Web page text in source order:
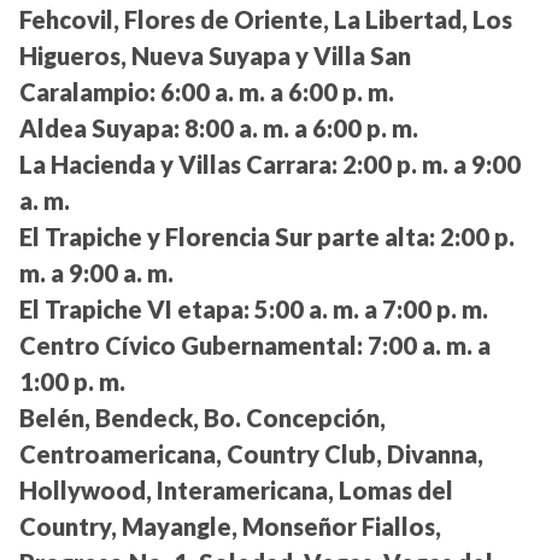
Fehcovil, Flores de Oriente, La Libertad, Los
Higueros, Nueva Suyapa y Villa San
Caralampio: 6:00 a. m. a 6:00 p. m.
Aldea Suyapa: 8:00 a. m. a 6:00 p. m.
La Hacienda y Villas Carrara: 2:00 p. m. a 9:00
a. m.
El Trapiche y Florencia Sur parte alta: 2:00 p.
m. a 9:00 a. m.
El Trapiche VI etapa: 5:00 a. m. a 7:00 p. m.
Centro Cívico Gubernamental: 7:00 a. m. a
1:00 p. m.
Belén, Bendeck, Bo. Concepción,
Centroamericana, Country Club, Divanna,
Hollywood, Interamericana, Lomas del
Country, Mayangle, Monseñor Fiallos,